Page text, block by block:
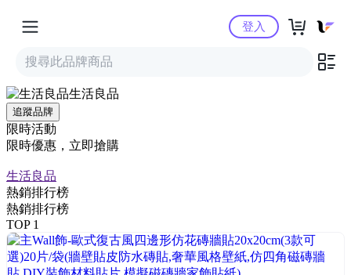
Yahoo購物中心
登入
生活良品
追蹤品牌
限時活動
限時優惠，立即搶購
生活良品
熱銷排行榜
熱銷排行榜
TOP 1